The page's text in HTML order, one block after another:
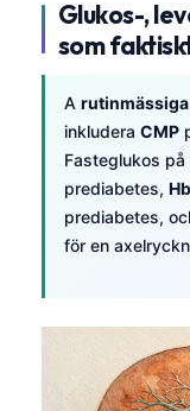
Glukos-,
som
A
inkludera CMP
Fasteglukos på
prediabetes,
prediabetes,
för en